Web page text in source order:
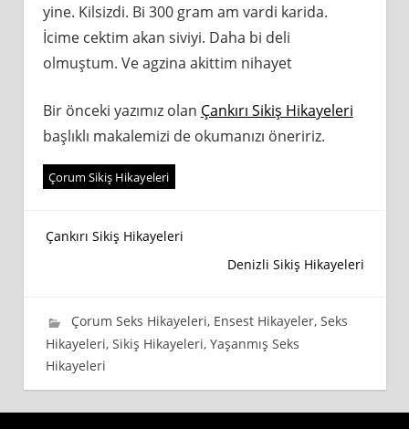
yine. Kilsizdi. Bi 300 gram am vardi karida.
İcime cektim akan siviyi. Daha bi deli
olmuştum. Ve agzina akittim nihayet
Bir önceki yazımız olan Çankırı Sikiş Hikayeleri
başlıklı makalemizi de okumanızı öneririz.
Çorum Sikiş Hikayeleri
Yazı
Çankırı Sikiş Hikayeleri
Denizli Sikiş Hikayeleri
17 Eylül 2020
wpadmin_745cb4
Çorum Seks Hikayeleri, Ensest Hikayeler, Seks
Hikayeleri, Sikiş Hikayeleri, Yaşanmış Seks
Hikayeleri